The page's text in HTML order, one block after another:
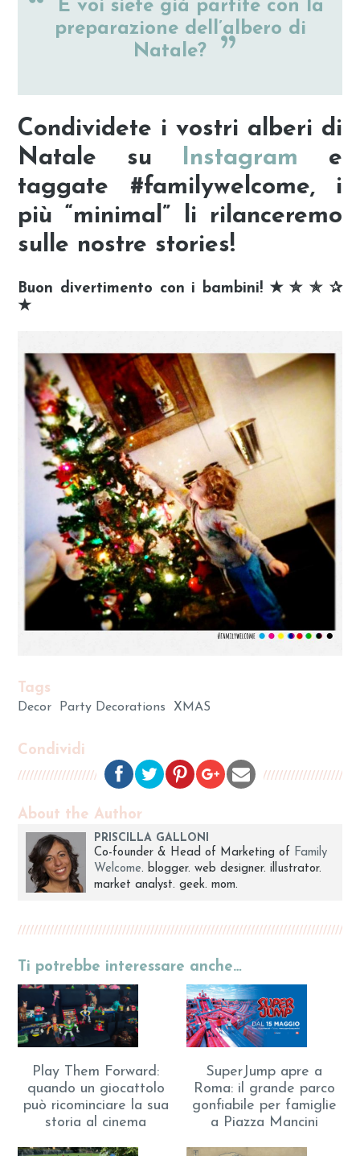
E voi siete già partite con la
preparazione dell’albero di
Natale?
Condividete i vostri alberi di
Natale su Instagram e
taggate #familywelcome, i
più “minimal” li rilanceremo
sulle nostre stories!
Buon divertimento con i bambini! ✭ ✮ ✯ ✰
★
Tags
Decor Party Decorations XMAS
Condividi
About the Author
PRISCILLA GALLONI
Co-founder & Head of Marketing of Family
Welcome. blogger. web designer. illustrator.
market analyst. geek. mom.
Ti potrebbe interessare anche…
Play Them Forward:
quando un giocattolo
può ricominciare la sua
storia al cinema
SuperJump apre a
Roma: il grande parco
gonfiabile per famiglie
a Piazza Mancini